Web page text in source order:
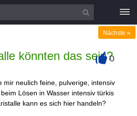
könnten das sein?
Nächste »
0
mir neulich feine, pulverige, intensiv
Lösen in Wasser intensiv türkis
kann es sich hier handeln?